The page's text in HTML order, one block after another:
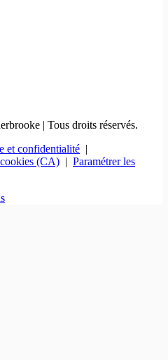
| Tous droits réservés.
et confidentialité
(CA)
Paramétrer les